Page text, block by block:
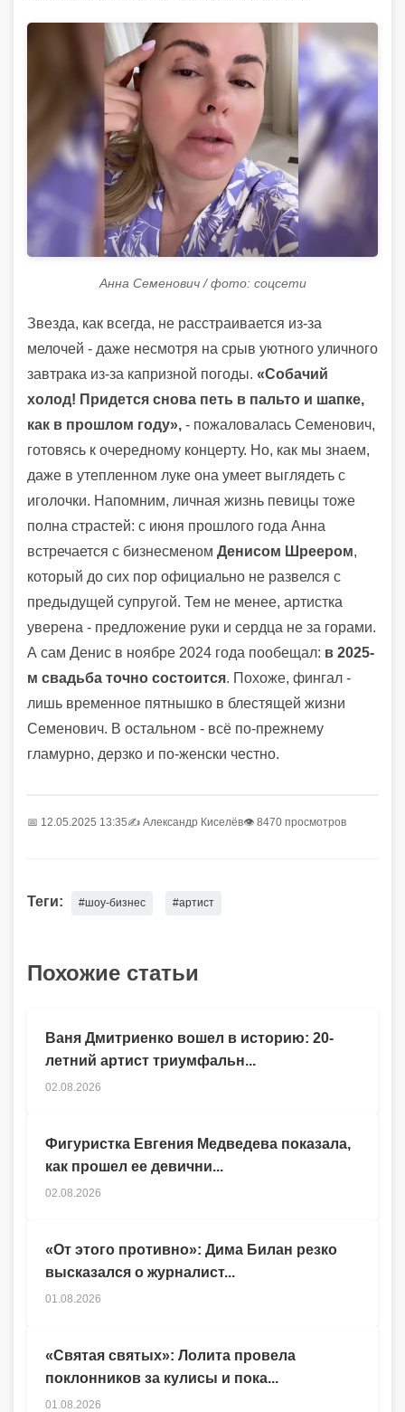
Анна Семенович / фото: соцсети
Звезда, как всегда, не расстраивается из-за
мелочей - даже несмотря на срыв уютного уличного
завтрака из-за капризной погоды. «Собачий
холод! Придется снова петь в пальто и шапке,
как в прошлом году», - пожаловалась Семенович,
готовясь к очередному концерту. Но, как мы знаем,
даже в утепленном луке она умеет выглядеть с
иголочки. Напомним, личная жизнь певицы тоже
полна страстей: с июня прошлого года Анна
встречается с бизнесменом Денисом Шреером,
который до сих пор официально не развелся с
предыдущей супругой. Тем не менее, артистка
уверена - предложение руки и сердца не за горами.
А сам Денис в ноябре 2024 года пообещал: в 2025-
м свадьба точно состоится. Похоже, фингал -
лишь временное пятнышко в блестящей жизни
Семенович. В остальном - всё по-прежнему
гламурно, дерзко и по-женски честно.
📅 12.05.2025 13:35✍️ Александр Киселёв👁 8470 просмотров
Теги: #шоу-бизнес #артист
Похожие статьи
Ваня Дмитриенко вошел в историю: 20-
летний артист триумфальн...
02.08.2026
Фигуристка Евгения Медведева показала,
как прошел ее девични...
02.08.2026
«От этого противно»: Дима Билан резко
высказался о журналист...
01.08.2026
«Святая святых»: Лолита провела
поклонников за кулисы и пока...
01.08.2026